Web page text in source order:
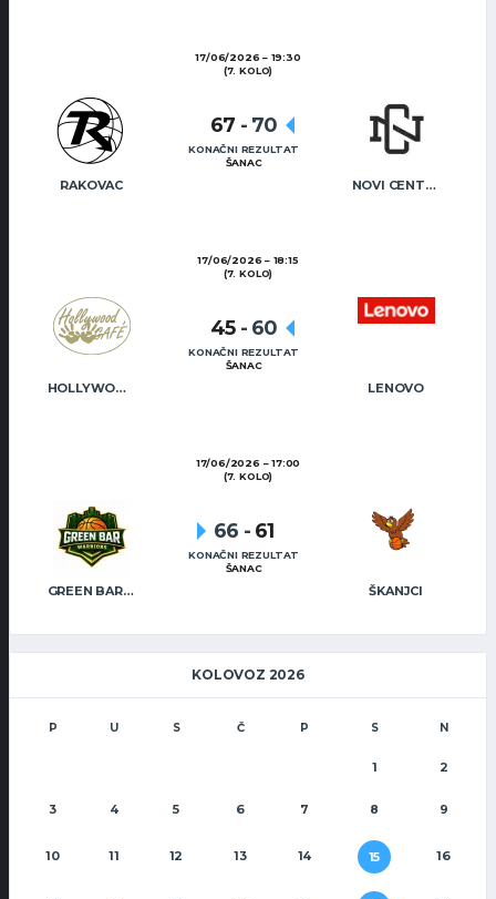
17/06/2026
19:30
(7. KOLO)
RAKOVAC NOVI CENTAR
67 - 70
KONAČNI REZULTAT
ŠANAC
17/06/2026
18:15
(7. KOLO)
HOLLYWOOD CAFÉ LENOVO
45 - 60
KONAČNI REZULTAT
ŠANAC
17/06/2026
17:00
(7. KOLO)
GREEN BAR WARRIORS ŠKANJCI
66 - 61
KONAČNI REZULTAT
ŠANAC
KOLOVOZ 2026
P U S Č P S N
1 2
3 4 5 6 7 8 9
10 11 12 13 14 15 16